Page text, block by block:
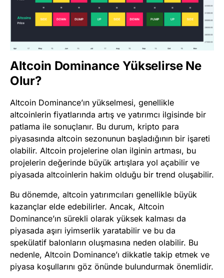
Altcoin Dominance Yükselirse Ne
Olur?
Altcoin Dominance’ın yükselmesi, genellikle
altcoinlerin fiyatlarında artış ve yatırımcı ilgisinde bir
patlama ile sonuçlanır. Bu durum, kripto para
piyasasında altcoin sezonunun başladığının bir işareti
olabilir. Altcoin projelerine olan ilginin artması, bu
projelerin değerinde büyük artışlara yol açabilir ve
piyasada altcoinlerin hakim olduğu bir trend oluşabilir.
Bu dönemde, altcoin yatırımcıları genellikle büyük
kazançlar elde edebilirler. Ancak, Altcoin
Dominance’ın sürekli olarak yüksek kalması da
piyasada aşırı iyimserlik yaratabilir ve bu da
spekülatif balonların oluşmasına neden olabilir. Bu
nedenle, Altcoin Dominance’ı dikkatle takip etmek ve
piyasa koşullarını göz önünde bulundurmak önemlidir.